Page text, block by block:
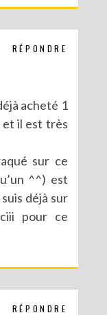
SAINT VALENTIN
RÉPONDRE
acheté 1
et il est très
sur ce
^^) est
déjà sur
pour ce
RÉPONDRE